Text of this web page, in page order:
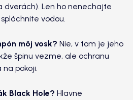
dverách). Len ho nenechajte
vodou.
môj vosk? Nie, v tom je jeho
špinu vezme, ale ochranu
na pokoji.
Black Hole? Hlavne